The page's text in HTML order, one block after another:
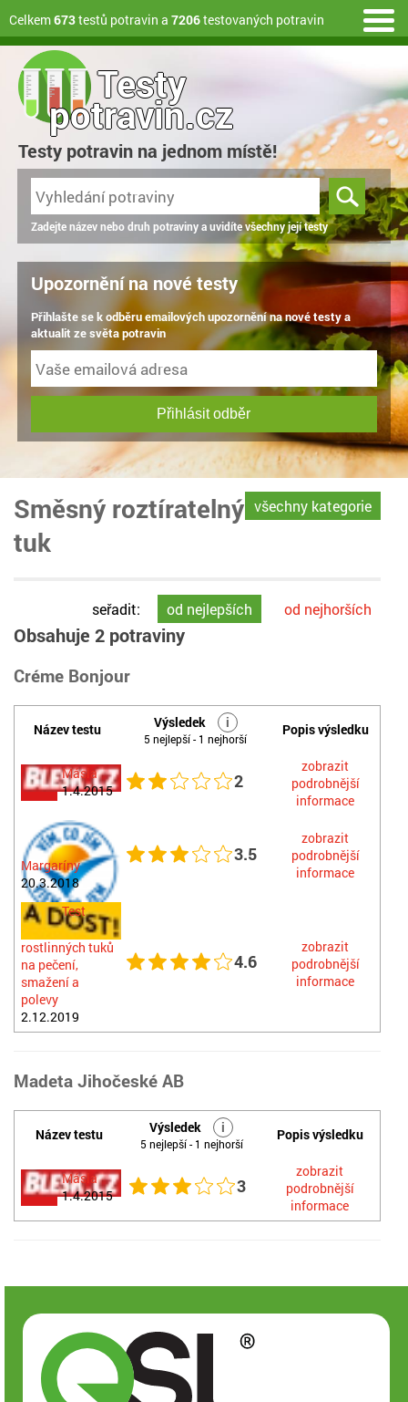
Celkem673testů potravin a 7206testovaných potravin
Testy
potravin.cz
Testy potravin na jednom místě!
Zadejte název nebo druh potraviny a uvidíte všechny její testy
Upozornění na nové testy
Přihlašte se k odběru emailových upozornění na nové testy a
aktualit ze světa potravin
Přihlásit odběr
všechny kategorie
Směsný roztíratelný
tuk
seřadit: od nejlepších od nejhorších
Obsahuje 2 potraviny
Créme Bonjour
Název testu Výsledek i
5 nejlepší - 1 nejhorší
Popis výsledku
Másla
1.4.2015
2
zobrazit
podrobnější
informace
Margaríny
20.3.2018
3.5
zobrazit
podrobnější
informace
Test
rostlinných tuků
na pečení,
smažení a
polevy
2.12.2019
4.6
zobrazit
podrobnější
informace
Madeta Jihočeské AB
Název testu Výsledek i
5 nejlepší - 1 nejhorší
Popis výsledku
Másla
1.4.2015
3
zobrazit
podrobnější
informace